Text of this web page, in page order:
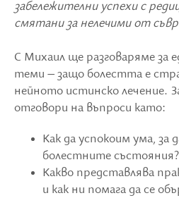
забележителни успехи с
смятани за нелечими от
С Михаил ще разговаряме за
теми – защо болестта е
нейното истинско лечение.
отговори на въпроси като:
Как да успокоим ума, за
болестните състояния?
Какво представлява
и как ни помага да се